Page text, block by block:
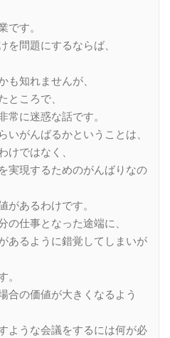
です。
を問題にするならば、
も知れませんが、
ところで、
常に迷惑な話です。
いがんばるかということは、
けではなく、
実現するためのがんばりなの
があるわけです。
の仕事となった途端に、
あるように錯覚してしまいが
。
合の価値が大きくなるよう
ような会議をするには何が必